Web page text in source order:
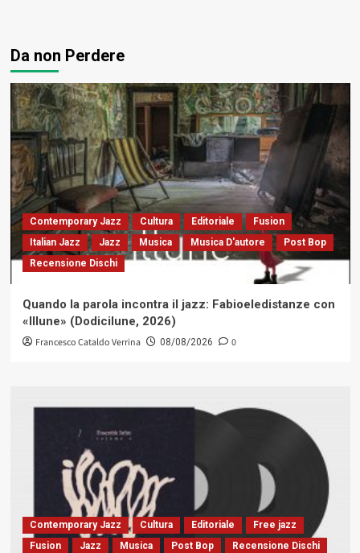
Da non Perdere
Contemporary Jazz Cultura Editoriale
Fusion
Italian Jazz
Jazz Musica Musica D'autore
Post Bop
Recensione Dischi
Quando la parola incontra il jazz: Fabioeledistanze con
«Illune» (Dodicilune, 2026)
Francesco Cataldo Verrina 08/08/2026 0
Contemporary Jazz Cultura Editoriale
Free jazz
Fusion
Jazz Musica Post Bop Recensione Dischi